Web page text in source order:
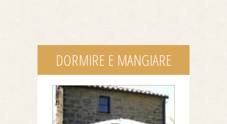
DORMIRE E MANGIARE